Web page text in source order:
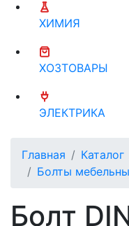
ХИМИЯ
ХОЗТОВАРЫ
ЭЛЕКТРИКА
Главная Каталог
Болты
Болт